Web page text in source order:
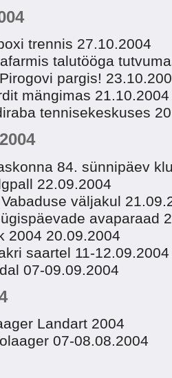
trennis 27.10.2004
talutööga
pargis!
mängimas 21.10.2004
tennisekeskuses
84. sünnipäev
22.09.2004
väljakul
avaparaad
2004 20.09.2004
saartel 11-12.09.2004
07-09.09.2004
Landart 2004
07-08.08.2004